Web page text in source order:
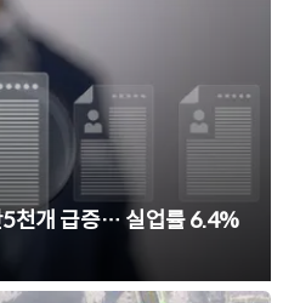
천개 급증… 실업률 6.4%